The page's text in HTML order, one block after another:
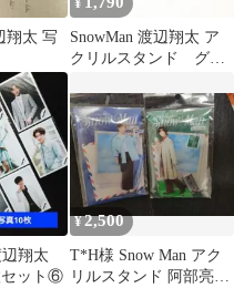
翔太 写
¥
SnowMan 渡辺翔太 ア
クリルスタンド グッ
り
辺翔太
セット⑥
¥2,500
T*H様 Snow Man アク
リルスタンド 阿部亮平